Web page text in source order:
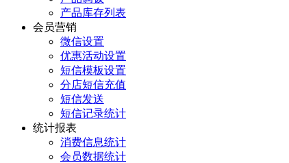
产品库存列表
会员营销
微信设置
优惠活动设置
短信模板设置
分店短信充值
短信发送
短信记录统计
统计报表
消费信息统计
会员数据统计